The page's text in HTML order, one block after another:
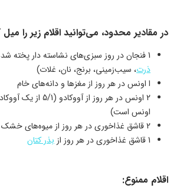
در مقادیر محدود، می‌توانید اقلام زیر را میل
1 فنجان در روز سبزی‌های نشاسته دار پخته شده یا غلات کامل (کدو،
ذرت، سیب‌زمینی، برنج، نان، غلات)
ا اونس در هر روز از مغزها و دانه‌های خام
اونس است)
2 قاشق غذاخوری در هر روز از میوه‌های خشک
1 قاشق غذاخوری در هر روز از
بذر کتان
اقلام ممنوع: